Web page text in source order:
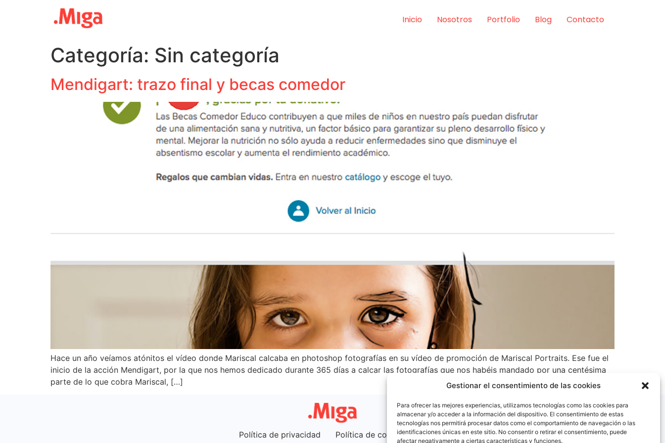
Gestionar el consentimiento de las cookies
Para ofrecer las mejores experiencias, utilizamos tecnologías como las cookies para
almacenar y/o acceder a la información del dispositivo. El consentimiento de estas
tecnologías nos permitirá procesar datos como el comportamiento de navegación o las
identificaciones únicas en este sitio. No consentir o retirar el consentimiento, puede
afectar negativamente a ciertas características y funciones.
Inicio Nosotros Portfolio Blog Contacto
Categoría: Sin categoría
Mendigart: trazo final y becas comedor
Hace un año veíamos atónitos el vídeo donde Mariscal calcaba en photoshop fotografías en su vídeo de promoción de Mariscal Portraits. Ese fue el
inicio de la acción Mendigart, por la que nos hemos dedicado durante 365 días a calcar las fotografías que nos habéis mandado por una centésima
parte de lo que cobra Mariscal, […]
Política de privacidad Política de cookies (UE)